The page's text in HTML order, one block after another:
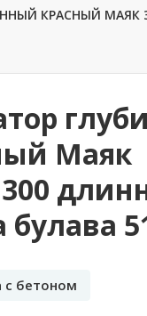
КРАСНЫЙ МАЯК
Маяк
булава
с бетоном